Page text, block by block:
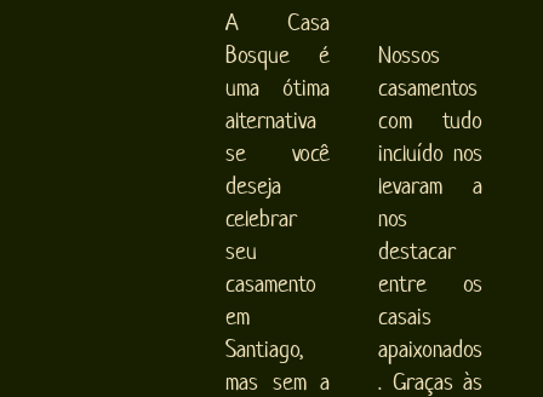
A Casa
Bosque é
uma ótima
alternativa
se você
deseja
celebrar
seu
casamento
em
Santiago,
mas sem a
Nossos
casamentos
com tudo
incluído nos
levaram a
nos
destacar
entre os
casais
apaixonados
. Graças às